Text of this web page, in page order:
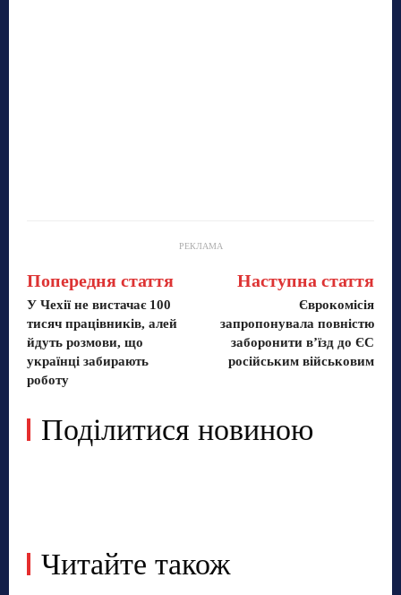
РЕКЛАМА
Попередня стаття
У Чехії не вистачає 100
тисяч працівників, алей
йдуть розмови, що
українці забирають
роботу
Наступна стаття
Єврокомісія
запропонувала повністю
заборонити в’їзд до ЄС
російським військовим
Поділитися новиною
Читайте також